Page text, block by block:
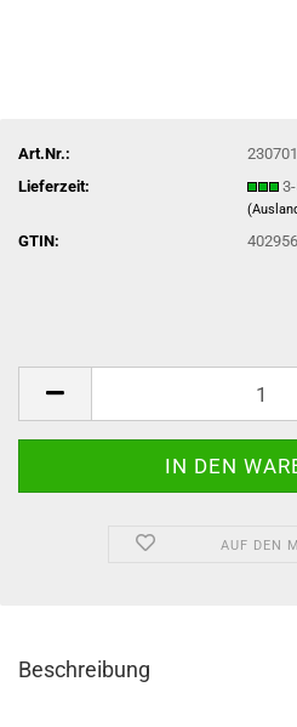
Art.Nr.:
Lieferzeit:
GTIN:
AUF DEN
Beschreibung